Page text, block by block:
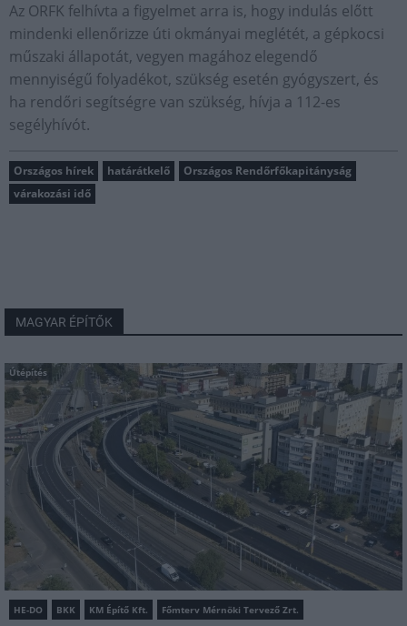
Az ORFK felhívta a figyelmet arra is, hogy indulás előtt
mindenki ellenőrizze úti okmányai meglétét, a gépkocsi
műszaki állapotát, vegyen magához elegendő
mennyiségű folyadékot, szükség esetén gyógyszert, és
ha rendőri segítségre van szükség, hívja a 112-es
segélyhívót.
Országos hírek határátkelő
Országos Rendőrfőkapitányság
várakozási idő
MAGYAR ÉPÍTŐK
Útépítés
HE-DO BKK KM Építő Kft. Főmterv Mérnöki Tervező Zrt.